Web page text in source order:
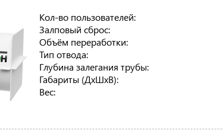
Кол-во пользователей:
Залповый сброс:
Объём переработки:
Тип отвода:
Глубина залегания трубы:
Габариты (ДхШхВ):
Вес: